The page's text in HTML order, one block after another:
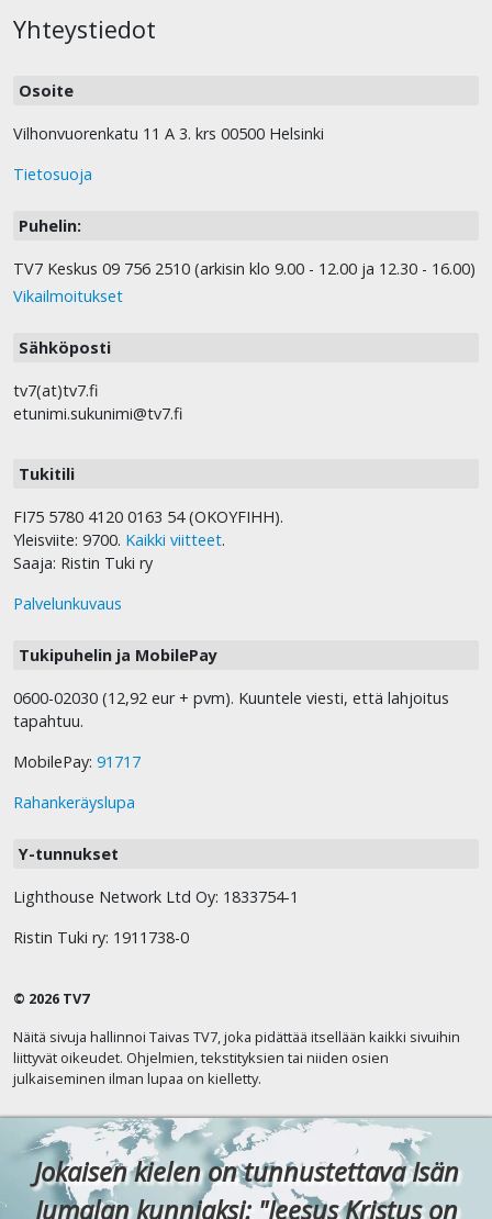
Yhteystiedot
Osoite
Vilhonvuorenkatu 11 A 3. krs 00500 Helsinki
Tietosuoja
Puhelin:
TV7 Keskus 09 756 2510 (arkisin klo 9.00 - 12.00 ja 12.30 - 16.00)
Vikailmoitukset
Sähköposti
tv7(at)tv7.fi
etunimi.sukunimi@tv7.fi
Tukitili
FI75 5780 4120 0163 54 (OKOYFIHH).
Yleisviite: 9700. Kaikki viitteet.
Saaja: Ristin Tuki ry
Palvelunkuvaus
Tukipuhelin ja MobilePay
0600-02030 (12,92 eur + pvm). Kuuntele viesti, että lahjoitus
tapahtuu.
MobilePay: 91717
Rahankeräyslupa
Y-tunnukset
Lighthouse Network Ltd Oy: 1833754-1
Ristin Tuki ry: 1911738-0
© 2026 TV7
Näitä sivuja hallinnoi Taivas TV7, joka pidättää itsellään kaikki sivuihin
liittyvät oikeudet. Ohjelmien, tekstityksien tai niiden osien
julkaiseminen ilman lupaa on kielletty.
Jokaisen kielen on tunnustettava Isän
Jumalan kunniaksi: "Jeesus Kristus on